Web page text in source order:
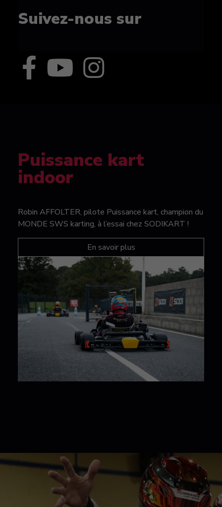
Suivez-nous sur
Puissance kart
indoor
Robin AFFOLTER, pilote Puissance kart, champion du
MONDE SWS karting, à l’essai chez SODIKART !
En savoir plus